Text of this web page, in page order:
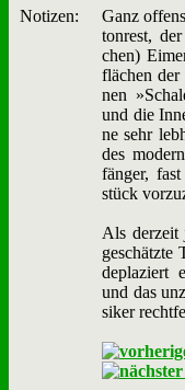
No­ti­zen:
Ganz
ton­rest,
chen)
flä­chen der
nen
und die
ne sehr
des
fän­ger,
stück
Als der­zeit
ge­schätz­te
de­pla­ziert
und das
si­ker